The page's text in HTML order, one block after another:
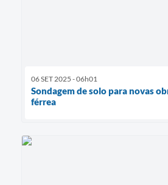
06 SET 2025 - 06h01
Sondagem de solo para novas
férrea